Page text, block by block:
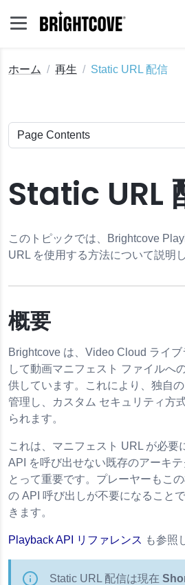
リティ
ホーム 再生 Static URL 配信
Static URL
このトピックでは、Brightcove
URL を使用する方法について説明し
概要
Brightcove は、Video Cloud ライ
して動画マニフェスト ファイルへ
供しています。これにより、独自
管理し、カスタム セキュリティ方
られます。
これは、マニフェスト URL が必要
API を呼び出せない既存のアーキ
とって重要です。プレーヤーもこ
の API 呼び出しが不要になること
きます。
Playback API リファレンス も参照
Static URL 配信は現在